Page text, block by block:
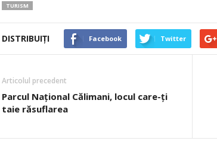
TURISM
DISTRIBUIȚI Facebook Twitter
Articolul precedent
Parcul Național Călimani, locul care-ţi
taie răsuflarea